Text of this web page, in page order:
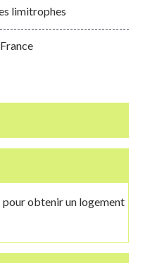
limitrophes
obtenir un logement